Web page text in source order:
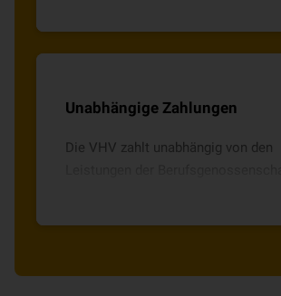
Unabhängige Zahlungen
Die VHV zahlt unabhängig von den